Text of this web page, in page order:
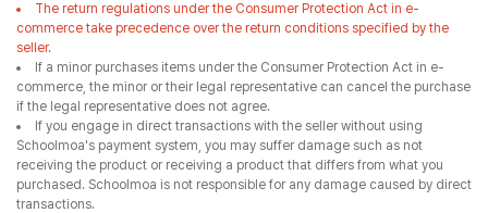
The return regulations under the Consumer Protection Act in e-
commerce take precedence over the return conditions specified by the
seller.
If a minor purchases items under the Consumer Protection Act in e-
commerce, the minor or their legal representative can cancel the purchase
if the legal representative does not agree.
If you engage in direct transactions with the seller without using
Schoolmoa's payment system, you may suffer damage such as not
receiving the product or receiving a product that differs from what you
purchased. Schoolmoa is not responsible for any damage caused by direct
transactions.